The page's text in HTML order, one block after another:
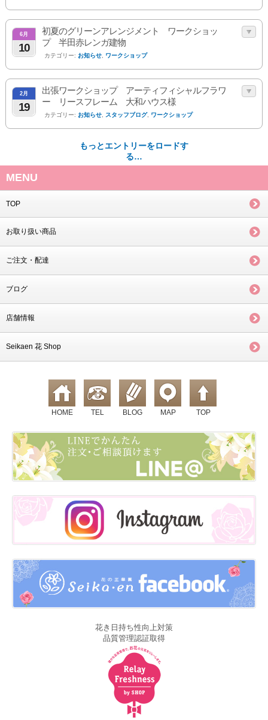
6月
10
初夏のグリーンアレンジメント ワークショッ
プ 半田赤レンガ建物
カテゴリー: お知らせ ワークショップ
2月
19
出張ワークショップ アーティフィシャルフラワ
ー リースフレーム 大和ハウス様
カテゴリー: お知らせ スタッフブログ, ワークショップ
もっとエントリーをロードす
る…
MENU
TOP
お取り扱い商品
ご注文・配達
ブログ
店舗情報
Seikaen 花 Shop
HOME TEL BLOG MAP TOP
花き日持ち性向上対策
品質管理認証取得